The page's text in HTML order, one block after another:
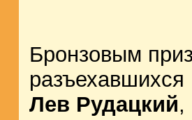
Бронзовым
разъехавшихся
Лев Рудацкий,